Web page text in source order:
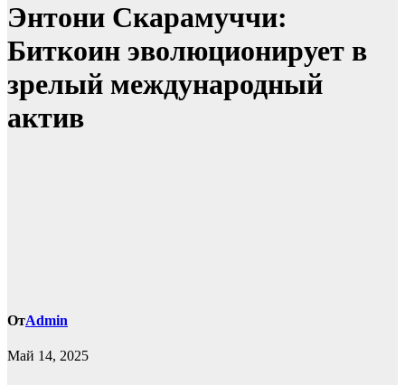
Энтони Скарамуччи:
Биткоин эволюционирует в
зрелый международный
актив
ОтAdmin
Май 14, 2025